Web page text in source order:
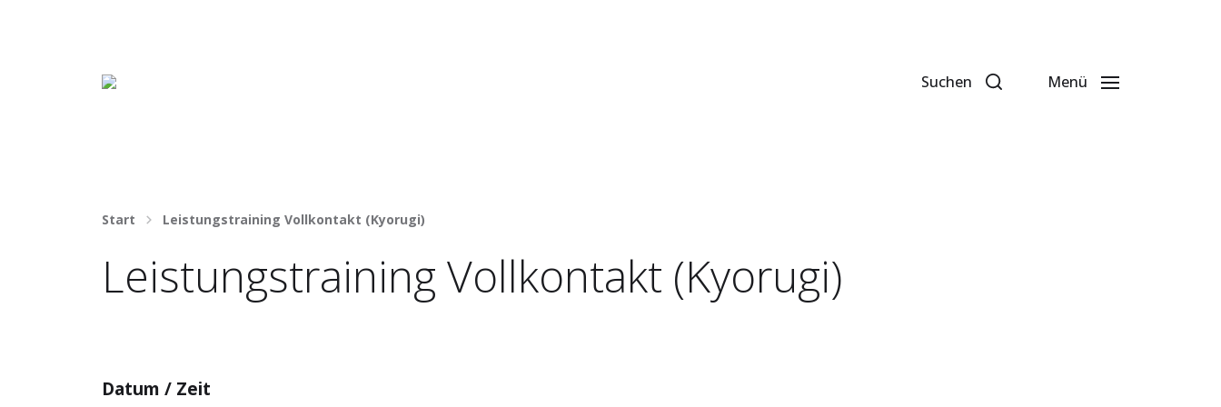
Häng nicht rum. Mach was draus! Suchen Menü
Start Leistungstraining Vollkontakt (Kyorugi)
Leistungstraining Vollkontakt (Kyorugi)
Datum / Zeit